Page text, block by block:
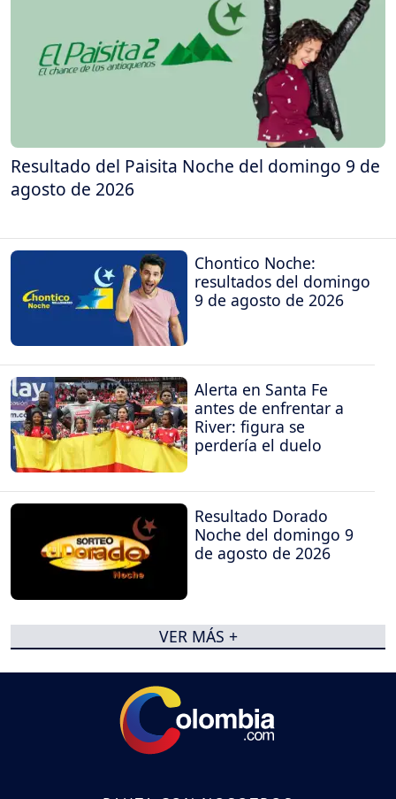
Resultado del Paisita Noche del domingo 9 de
agosto de 2026
Chontico Noche:
resultados del domingo
9 de agosto de 2026
Alerta en Santa Fe
antes de enfrentar a
River: figura se
perdería el duelo
Resultado Dorado
Noche del domingo 9
de agosto de 2026
VER MÁS +